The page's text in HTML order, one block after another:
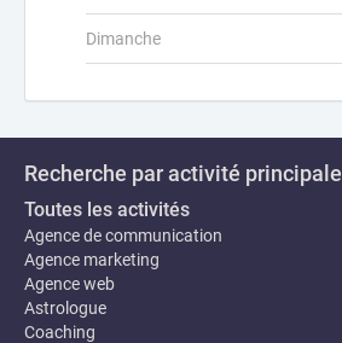
Dimanche
Recherche par activité principale
Toutes les activités
Agence de communication
Agence marketing
Agence web
Astrologue
Coaching